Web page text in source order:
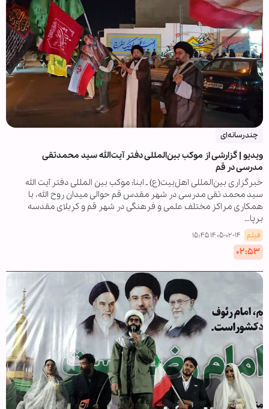
چندرسانه‌ای
ویدیو | گزارشی از موکب بین‌المللی دفتر آیت‌الله سید محمدتقی
مدرسی در قم
خبرگزاری بین‌المللی اهل‌بیت(ع) ـ ابنا: موکب بین المللی دفتر آیت الله
سید محمد تقی مدرسی در شهر مقدس قم حوالی میدان روح الله، با
همکاری مراکز مختلف علمی و فرهنگی در شهر قم و کربلای مقدسه
برپا…
فیلم ۱۴۰۵-۰۲-۱۴ ۱۵:۴۵
۰۲:۵۳